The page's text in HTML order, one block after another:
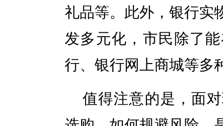
礼品等。此外，银行实
发多元化，市民除了
行、银行网上商城等多
值得注意的是，面